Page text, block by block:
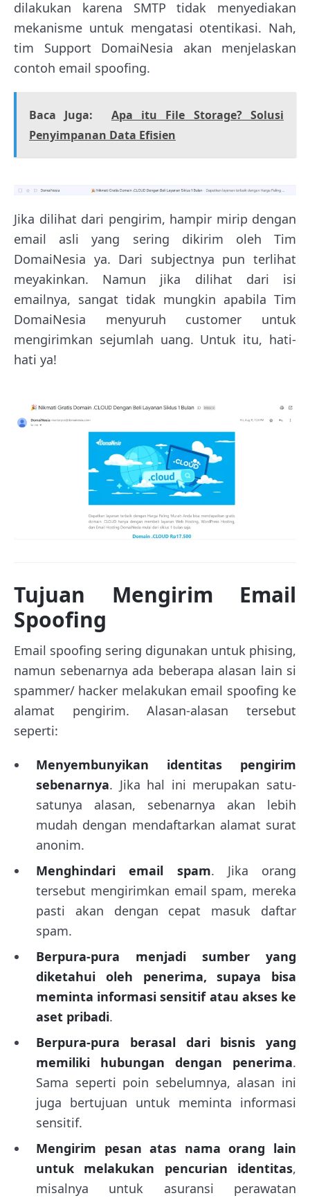
dilakukan karena SMTP tidak menyediakan
mekanisme untuk mengatasi otentikasi. Nah,
tim Support DomaiNesia akan menjelaskan
contoh email spoofing.
Baca Juga:
Apa itu File Storage? Solusi
Penyimpanan Data Efisien
Jika dilihat dari pengirim, hampir mirip dengan
email asli yang sering dikirim oleh Tim
DomaiNesia ya. Dari subjectnya pun terlihat
meyakinkan. Namun jika dilihat dari isi
emailnya, sangat tidak mungkin apabila Tim
DomaiNesia menyuruh customer untuk
mengirimkan sejumlah uang. Untuk itu, hati-
hati ya!
Tujuan Mengirim Email
Spoofing
Email spoofing sering digunakan untuk phising,
namun sebenarnya ada beberapa alasan lain si
spammer/ hacker melakukan email spoofing ke
alamat pengirim. Alasan-alasan tersebut
seperti:
Menyembunyikan identitas pengirim
sebenarnya. Jika hal ini merupakan satu-
satunya alasan, sebenarnya akan lebih
mudah dengan mendaftarkan alamat surat
anonim.
Menghindari email spam. Jika orang
tersebut mengirimkan email spam, mereka
pasti akan dengan cepat masuk daftar
spam.
Berpura-pura menjadi sumber yang
diketahui oleh penerima, supaya bisa
meminta informasi sensitif atau akses ke
aset pribadi.
Berpura-pura berasal dari bisnis yang
memiliki hubungan dengan penerima.
Sama seperti poin sebelumnya, alasan ini
juga bertujuan untuk meminta informasi
sensitif.
Mengirim pesan atas nama orang lain
untuk melakukan pencurian identitas,
misalnya untuk asuransi perawatan